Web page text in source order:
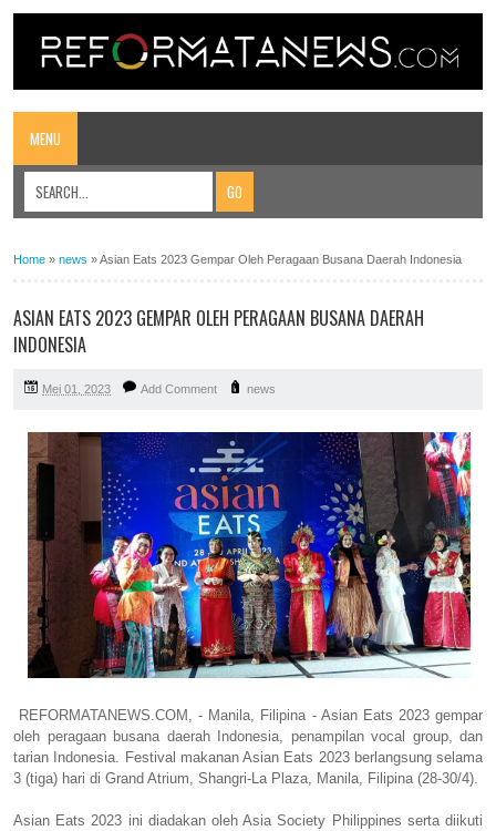
MENU
Home » news »Asian Eats 2023 Gempar Oleh Peragaan Busana Daerah Indonesia
ASIAN EATS 2023 GEMPAR OLEH PERAGAAN BUSANA DAERAH
INDONESIA
Mei 01, 2023 Add Comment news
REFORMATANEWS.COM, - Manila, Filipina - Asian Eats 2023 gempar
oleh peragaan busana daerah Indonesia, penampilan vocal group, dan
tarian Indonesia. Festival makanan Asian Eats 2023 berlangsung selama
3 (tiga) hari di Grand Atrium, Shangri-La Plaza, Manila, Filipina (28-30/4).
Asian Eats 2023 ini diadakan oleh Asia Society Philippines serta diikuti